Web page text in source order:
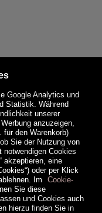
Google Analytics und
Statistik. Während
unserer
anzuzeigen,
den Warenkorb)
Sie der Nutzung von
Cookies
akzeptieren, eine
oder per Klick
Im
Cookie-
Sie diese
und Cookies auch
hierzu finden Sie in